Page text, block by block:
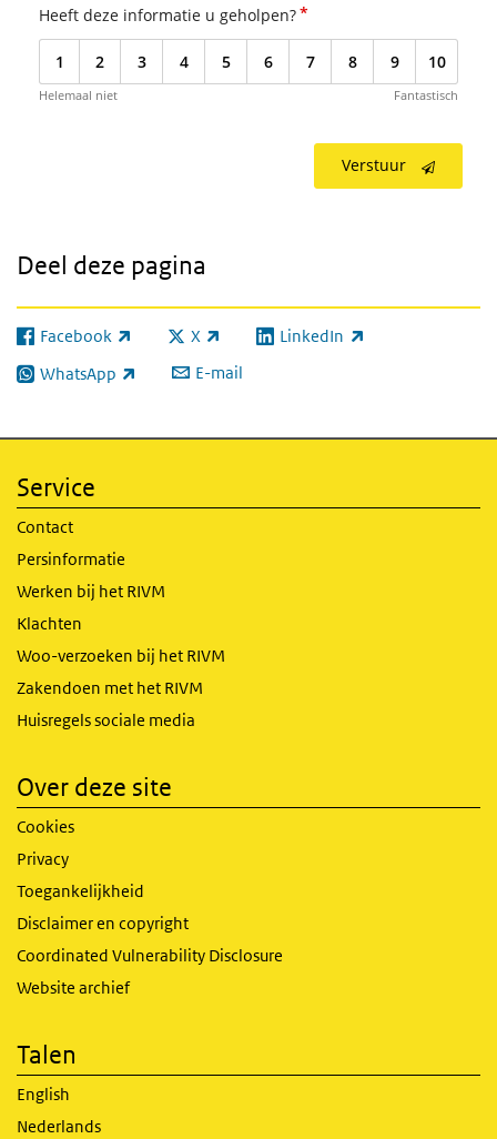
Heeft deze informatie u geholpen?*
1 2 3 4 5 6 7 8 9 10
Helemaal niet Fantastisch
Verstuur
Deel deze pagina
Facebook
(externe link) X
(externe link) LinkedIn
(externe link)
WhatsApp
(externe link) E-mail
Service
Contact
Persinformatie
Werken bij het RIVM
Klachten
Woo-verzoeken bij het RIVM
Zakendoen met het RIVM
Huisregels sociale media
Over deze site
Cookies
Privacy
Toegankelijkheid
Disclaimer en copyright
Coordinated Vulnerability Disclosure
Website archief
Talen
English
Nederlands